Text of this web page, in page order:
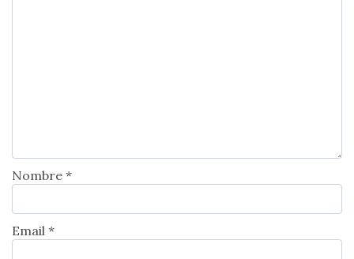
Nombre *
Email *